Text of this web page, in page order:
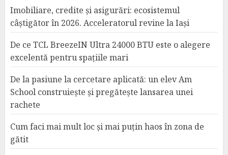
Imobiliare, credite și asigurări: ecosistemul
câștigător în 2026. Acceleratorul revine la Iași
De ce TCL BreezeIN Ultra 24000 BTU este o alegere
excelentă pentru spațiile mari
De la pasiune la cercetare aplicată: un elev Am
School construiește și pregătește lansarea unei
rachete
Cum faci mai mult loc și mai puțin haos în zona de
gătit